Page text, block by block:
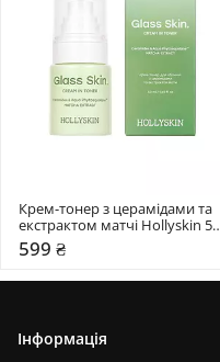
Крем-тонер з церамідами та
екстрактом матчі Hollyskin 50
мл
599 ₴
Інформація